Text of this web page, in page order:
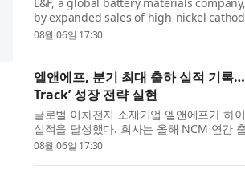
L&F, a global battery materials
by expanded sales of high-nickel
shipments to significantly surpass its
08월 06일 17:30
엘앤에프, 분기 최대 출하 실적 기록
Track’ 성장 전략 실현
글로벌 이차전지 소재기업 엘앤에프가 하
실적을 달성했다. 회사는 올해 NCM 연간
3분기부터는 북미 ESS향 LFP 양극재 공급
08월 06일 17:30